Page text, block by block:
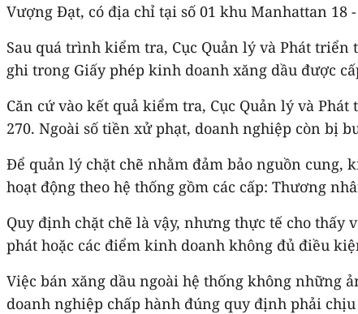
Vượng Đạt, có địa chỉ tại số 01 khu Manhattan 18
Sau quá trình kiểm tra, Cục Quản lý và Phát
ghi trong Giấy phép kinh doanh xăng dầu được
Căn cứ vào kết quả kiểm tra, Cục Quản lý và
270. Ngoài số tiền xử phạt, doanh nghiệp còn bị
Để quản lý chặt chẽ nhằm đảm bảo nguồn cung,
hoạt động theo hệ thống gồm các cấp: Thương
Quy định chặt chẽ là vậy, nhưng thực tế cho thấy
phát hoặc các điểm kinh doanh không đủ điều
Việc bán xăng dầu ngoài hệ thống không
doanh nghiệp chấp hành đúng quy định phải